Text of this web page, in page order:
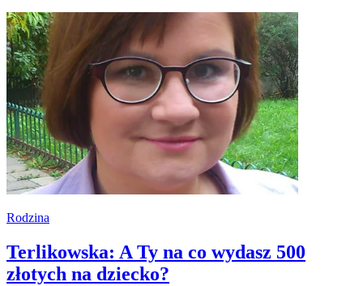
Rodzina
Terlikowska: A Ty na co wydasz 500
złotych na dziecko?